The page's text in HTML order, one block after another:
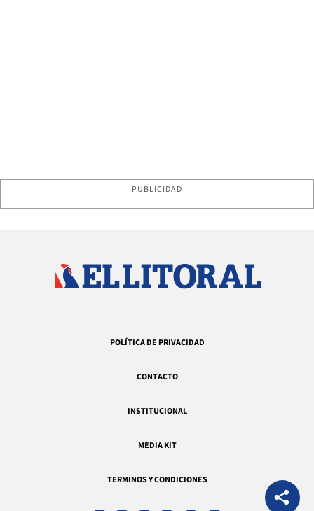
PUBLICIDAD
POLÍTICA DE PRIVACIDAD
CONTACTO
INSTITUCIONAL
MEDIA KIT
TERMINOS Y CONDICIONES